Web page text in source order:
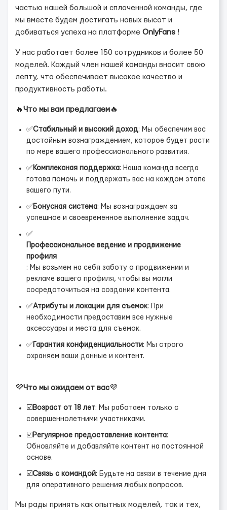
частью нашей большой и сплоченной команды, где
мы вместе будем достигать новых высот и
добиваться успеха на платформе OnlyFans !
У нас работает более 150 сотрудников и более 50
моделей. Каждый член нашей команды вносит свою
лепту, что обеспечивает высокое качество и
продуктивность работы.
🔥 Что мы вам предлагаем 🔥
✅Стабильный и высокий доход: Мы обеспечим вас
достойным вознаграждением, которое будет расти
по мере вашего профессионального развития.
✅ Комплексная поддержка: Наша команда всегда
готова помочь и поддержать вас на каждом этапе
вашего пути.
✅ Бонусная система: Мы вознаграждаем за
успешное и своевременное выполнение задач.
✅
Профессиональное ведение и продвижение
профиля
: Мы возьмем на себя заботу о продвижении и
рекламе вашего профиля, чтобы вы могли
сосредоточиться на создании контента.
✅Атрибуты и локации для съемок: При
необходимости предоставим все нужные
аксессуары и места для съемок.
✅ Гарантия конфиденциальности: Мы строго
охраняем ваши данные и контент.
💜Что мы ожидаем от вас💜
☑️ Возраст от 18 лет: Мы работаем только с
совершеннолетними участниками.
☑️ Регулярное предоставление контента:
Обновляйте и добавляйте контент на постоянной
основе.
☑️Связь с командой: Будьте на связи в течение дня
для оперативного решения любых вопросов.
Мы рады принять как опытных моделей, так и тех,